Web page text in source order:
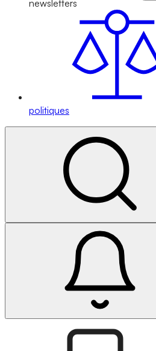
newsletters
politiques